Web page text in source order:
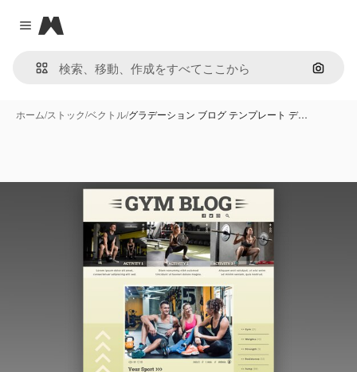
Close menu
Magnific
画像で
ホーム/ストック/ベクトル/グラデーション ブログ テンプレート デ…